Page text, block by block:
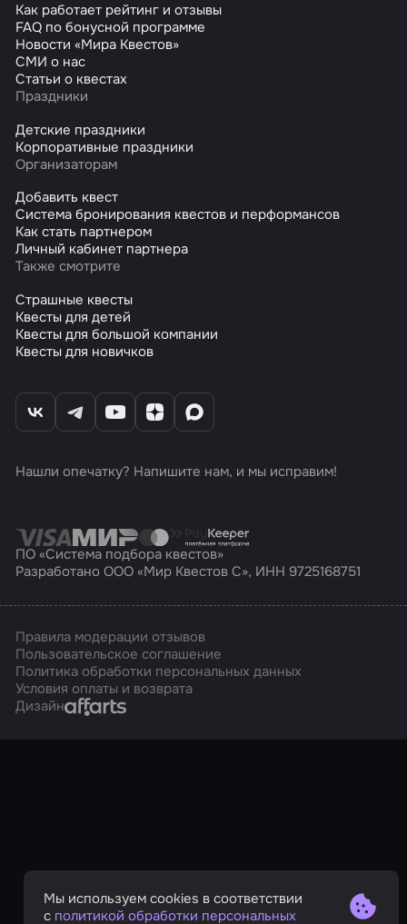
Как работает рейтинг и отзывы
FAQ по бонусной программе
Новости «Мира Квестов»
СМИ о нас
Статьи о квестах
Праздники
Детские праздники
Корпоративные праздники
Организаторам
Добавить квест
Система бронирования квестов и перформансов
Как стать партнером
Личный кабинет партнера
Также смотрите
Страшные квесты
Квесты для детей
Квесты для большой компании
Квесты для новичков
Нашли опечатку? Напишите нам, и мы исправим!
ПО «Система подбора квестов»
Разработано ООО «Мир Квестов С», ИНН 9725168751
Правила модерации отзывов
Пользовательское соглашение
Политика обработки персональных данных
Условия оплаты и возврата
ДизайнAffarts
Мы используем cookies в соответствии
с политикой обработки персональных